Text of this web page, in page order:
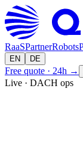
RaaSPartnerRobots
EN DE
Free quote · 24h →
Live · DACH ops